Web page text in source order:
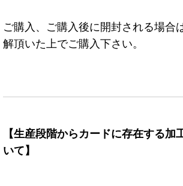
ご購入、ご購入後に開封される場合
解頂いた上でご購入下さい。
【生産段階からカードに存在する加
いて】